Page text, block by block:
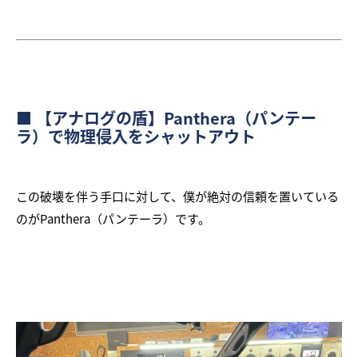
■ 【アナログの盾】Panthera（パンテー
ラ）で物理侵入をシャットアウト
この破壊を伴う手口に対して、僕が絶対の信頼を置いている
のがPanthera（パンテーラ）です。